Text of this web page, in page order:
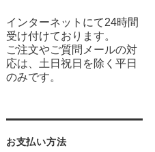
インターネットにて24時間
受け付けております。
ご注文やご質問メールの対
応は、土日祝日を除く平日
のみです。
お支払い方法